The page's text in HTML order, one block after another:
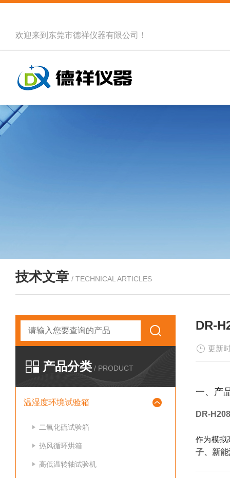
欢迎来到 东莞市德祥仪器有限公司 ！
技术文章 / TECHNICAL ARTICLES
产品分类 / PRODUCT
温湿度环境试验箱
二氧化硫试验箱
热风循环烘箱
高低温转轴试验机
DR-
更新
一、产
DR-
作为模拟
子、新